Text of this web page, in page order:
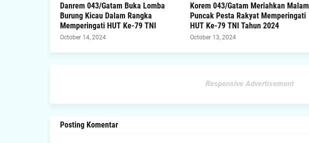
Danrem 043/Gatam Buka Lomba
Burung Kicau Dalam Rangka
Memperingati HUT Ke-79 TNI
October 14, 2024
Korem 043/Gatam Meriahkan Malam
Puncak Pesta Rakyat Memperingati
HUT Ke-79 TNI Tahun 2024
October 13, 2024
Responsive Advertisement
Posting Komentar